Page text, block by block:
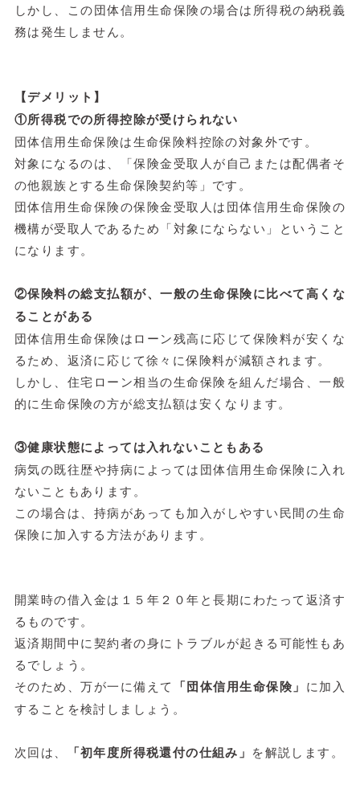
しかし、この団体信用生命保険の場合は所得税の納税義
務は発生しません。
【デメリット】
①所得税での所得控除が受けられない
団体信用生命保険は生命保険料控除の対象外です。
対象になるのは、「保険金受取人が自己または配偶者そ
の他親族とする生命保険契約等」です。
団体信用生命保険の保険金受取人は団体信用生命保険の
機構が受取人であるため「対象にならない」ということ
になります。
②保険料の総支払額が、一般の生命保険に比べて高くな
ることがある
団体信用生命保険はローン残高に応じて保険料が安くな
るため、返済に応じて徐々に保険料が減額されます。
しかし、住宅ローン相当の生命保険を組んだ場合、一般
的に生命保険の方が総支払額は安くなります。
③健康状態によっては入れないこともある
病気の既往歴や持病によっては団体信用生命保険に入れ
ないこともあります。
この場合は、持病があっても加入がしやすい民間の生命
保険に加入する方法があります。
開業時の借入金は１５年２０年と長期にわたって返済す
るものです。
返済期間中に契約者の身にトラブルが起きる可能性もあ
るでしょう。
そのため、万が一に備えて
「団体信用生命保険」 に加入
することを検討しましょう。
次回は、 「初年度所得税還付の仕組み」 を解説します。